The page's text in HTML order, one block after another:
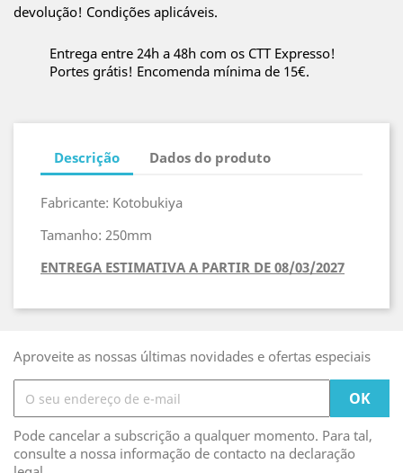
devolução! Condições aplicáveis.
Entrega entre 24h a 48h com os CTT Expresso!
Portes grátis! Encomenda mínima de 15€.
Descrição Dados do produto
Fabricante: Kotobukiya
Tamanho: 250mm
ENTREGA ESTIMATIVA A PARTIR DE 08/03/2027
Aproveite as nossas últimas novidades e ofertas especiais
Pode cancelar a subscrição a qualquer momento. Para tal,
consulte a nossa informação de contacto na declaração